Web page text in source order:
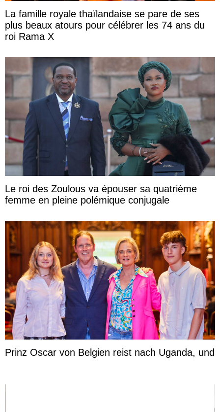
La famille royale thaïlandaise se pare de ses
plus beaux atours pour célébrer les 74 ans du
roi Rama X
Le roi des Zoulous va épouser sa quatrième
femme en pleine polémique conjugale
Prinz Oscar von Belgien reist nach Uganda, und